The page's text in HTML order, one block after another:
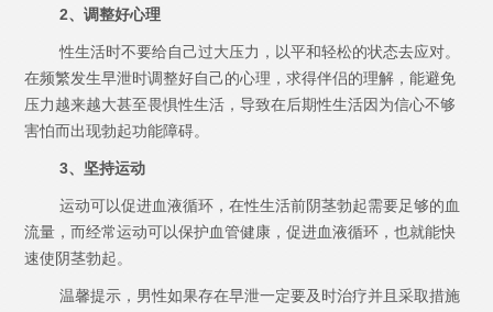
2、调整好心理
性生活时不要给自己过大压力，以平和轻松的状态去应对。
在频繁发生早泄时调整好自己的心理，求得伴侣的理解，能避免
压力越来越大甚至畏惧性生活，导致在后期性生活因为信心不够
害怕而出现勃起功能障碍。
3、坚持运动
运动可以促进血液循环，在性生活前阴茎勃起需要足够的血
流量，而经常运动可以保护血管健康，促进血液循环，也就能快
速使阴茎勃起。
温馨提示，男性如果存在早泄一定要及时治疗并且采取措施